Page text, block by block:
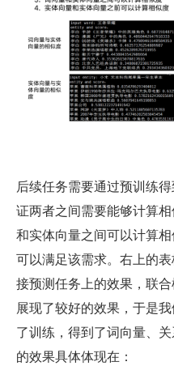
后续任务需要通过预训练
证两者之间需要能够计算
和实体向量之间可以计算
可以满足该需求。右上的
接预测任务上的效果，联
展现了较好的效果，于是
了训练，得到了词向量、
的效果具体体现在：